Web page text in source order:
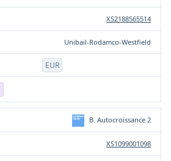
XS2188565514
Unibail-Rodamco-Westfield
EUR
B. Autocroissance 2
XS1099001098